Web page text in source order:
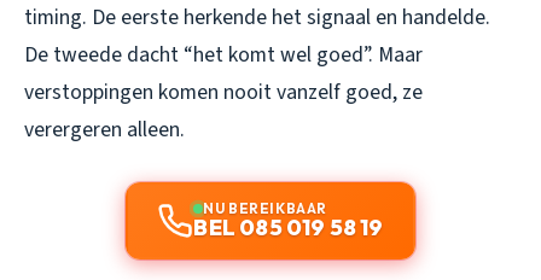
timing. De eerste herkende het signaal en handelde.
De tweede dacht “het komt wel goed”. Maar
verstoppingen komen nooit vanzelf goed, ze
verergeren alleen.
NU BEREIKBAAR
BEL 085 019 58 19